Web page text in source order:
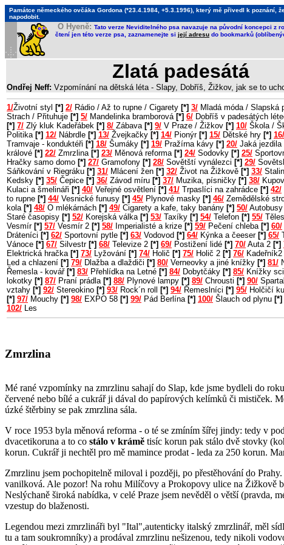
Památce německého ovčáka Gordona (*23.4.1984, +5.3.1996), který mě přivedl k
napodobit.
O Hyeně: Tato verze Neviditelného psa navazuje na původní koncepci z
čtení jen této verze psa, zaznamenejte si její adresu do bookmarků
Zlatá padesátá
Ondřej Neff: Vzpomínání na dětská léta - Slapy, Dobříš, Žižkov, jak se to
1/Životní styl [*] 2/ Rádio / Až to rupne / Cigarety [*] 3/ Mladá móda / Slapská
Strach / Přituhuje [*] 5/ Mandelinka bramborová [*] 6/ Dobříš v padesátých
[*] 7/ Zlý kluk Kadeřábek [*] 8/ Zábava [*] 9/ V Praze / Žižkov [*] 10/ Škola /
Politika [*] 12/ Nábrdle [*] 13/ Žvejkačky [*] 14/ Pionýr [*] 15/ Dětské hry [*] 16/
Tramvaje - konduktéři [*] 18/ Šumáky [*] 19/ Pražírna kávy [*] 20/ Jaká jezdila
králové [*] 22/ Zmrzlina [*] 23/ Měnová reforma [*] 24/ Sodovky [*] 25/
Hračky samo domo [*] 27/ Gramofony [*] 28/ Sovětští vynálezci [*] 29/
Sáňkování v Riegráku [*] 31/ Mlácení žen [*] 32/ Život na Žižkově [*] 33/
Kedsky [*] 35/ Čepice [*] 36/ Závod míru [*] 37/ Muzika, písničky [*] 38/
Kulaci a šmelináři [*] 40/ Veřejné osvětlení [*] 41/ Trpaslíci na zahrádce [*] 42/
to rupne [*] 44/ Vesnické funusy [*] 45/ Plynové masky [*] 46/ Zemědělské
kola [*] 48/ O mlékárnách [*] 49/ Cigarety a kafe, taky banány [*] 50/
Staré časopisy [*] 52/ Korejská válka [*] 53/ Taxíky [*] 54/ Telefon [*] 55/
Vesmír [*] 57/ Vesmír 2 [*] 58/ Imperialisté a krize [*] 59/ Pečení chleba [*] 60/
Dráteníci [*] 62/ Sportovní pytle [*] 63/ Vodovod [*] 64/ Kýnka a čeeser [*] 65/
Vánoce [*] 67/ Silvestr [*] 68/ Televize 2 [*] 69/ Postižení lidé [*] 70/ Auta 2 [*]
Elektrická hračka [*] 73/ Lyžování [*] 74/ Holič [*] 75/ Holič 2 [*] 76/ Kadeřník2
Led a chlazení [*] 79/ Dlažba a dlaždiči [*] 80/ Verneovky a jiné knížky [*] 81/
Řemesla - kovář [*] 83/ Přehlídka na Letné [*] 84/ Dobytčáky [*] 85/ Knížky
lokotky [*] 87/ Praní prádla [*] 88/ Plynové lampy [*] 89/ Chrousti [*] 90/
vztahy [*] 92/ Stereokino [*] 93/ Rock´n roll [*] 94/ Řemeslníci [*] 95/ Holčičí
[*] 97/ Mouchy [*] 98/ EXPO 58 [*] 99/ Pád Berlína [*] 100/ Šlauch od plynu [*]
102/ Les
Zmrzlina
Mé rané vzpomínky na zmrzlinu sahají do Slap, kde jsme bydleli do
červené nebo bílé a cukrář ji dával do papírových kelímků či mističek.
úzké štěrbiny se pak zmrzlina sála.
V roce 1953 byla měnová reforma - o té se zmíním šířej jindy: tedy v
dvacetikoruna a to co stálo v krámě tisíc korun pak stálo dvě stovky
korun. Cukrář ji nechtěl pro mě mamince prodat - leda za 250 korun.
Zmrzlinu jsem pochopitelně miloval i později, po přestěhování do
vanilková. Ale pozor! Na rohu Milíčovy a Prokopovy ulice na Žižkově
Neslýchaně široká nabídka, v celé Praze jsem nevěděl o větší (pravda,
vzestup do blaženosti.
Legendou mezi zmrzlináři byl "Ital",autenticky italský zmrzlinář, měl
tu a tam soukromníky) a prodával zmrzlinu nešizenou, tedy nikoli